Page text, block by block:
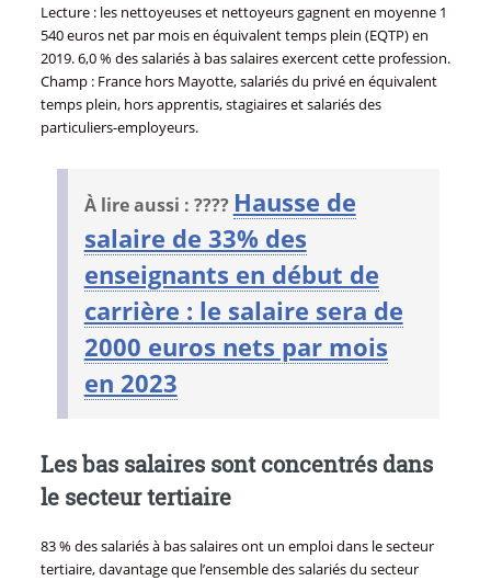
Lecture : les nettoyeuses et nettoyeurs gagnent en moyenne 1
540 euros net par mois en équivalent temps plein (EQTP) en
2019. 6,0 % des salariés à bas salaires exercent cette profession.
Champ : France hors Mayotte, salariés du privé en équivalent
temps plein, hors apprentis, stagiaires et salariés des
particuliers-employeurs.
À lire aussi : ???? Hausse de
salaire de 33% des
enseignants en début de
carrière : le salaire sera de
2000 euros nets par mois
en 2023
Les bas salaires sont concentrés dans
le secteur tertiaire
83 % des salariés à bas salaires ont un emploi dans le secteur
tertiaire, davantage que l’ensemble des salariés du secteur